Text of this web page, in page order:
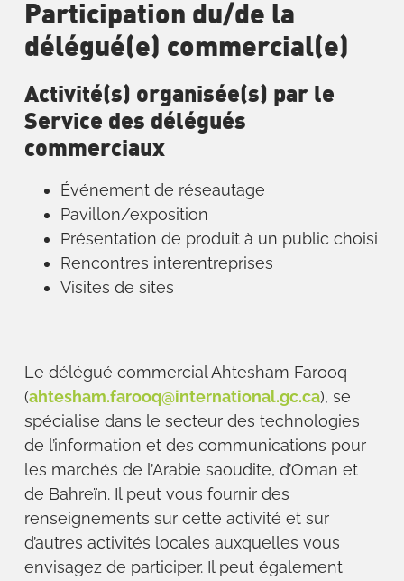
Participation du/de la
délégué(e) commercial(e)
Activité(s) organisée(s) par le
Service des délégués
commerciaux
Événement de réseautage
Pavillon/exposition
Présentation de produit à un public choisi
Rencontres interentreprises
Visites de sites
Le délégué commercial Ahtesham Farooq
(ahtesham.farooq@international.gc.ca), se
spécialise dans le secteur des technologies
de l’information et des communications pour
les marchés de l’Arabie saoudite, d’Oman et
de Bahreïn. Il peut vous fournir des
renseignements sur cette activité et sur
d’autres activités locales auxquelles vous
envisagez de participer. Il peut également